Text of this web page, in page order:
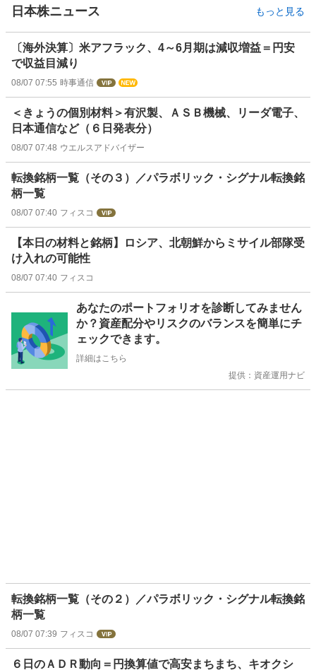
日本株ニュース もっと見る
〔海外決算〕米アフラック、4～6月期は減収増益＝円安
で収益目減り
08/07 07:55 時事通信
＜きょうの個別材料＞有沢製、ＡＳＢ機械、リーダ電子、
日本通信など（６日発表分）
08/07 07:48 ウエルスアドバイザー
転換銘柄一覧（その３）／パラボリック・シグナル転換銘
柄一覧
08/07 07:40 フィスコ
【本日の材料と銘柄】ロシア、北朝鮮からミサイル部隊受
け入れの可能性
08/07 07:40 フィスコ
あなたのポートフォリオを診断してみません
か？資産配分やリスクのバランスを簡単にチ
ェックできます。
詳細はこちら
提供：資産運用ナビ
転換銘柄一覧（その２）／パラボリック・シグナル転換銘
柄一覧
08/07 07:39 フィスコ
６日のＡＤＲ動向＝円換算値で高安まちまち、キオクシ